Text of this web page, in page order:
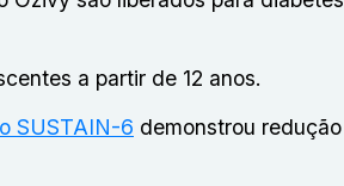
a partir de 12 anos.
SUSTAIN-6 demonstrou redução